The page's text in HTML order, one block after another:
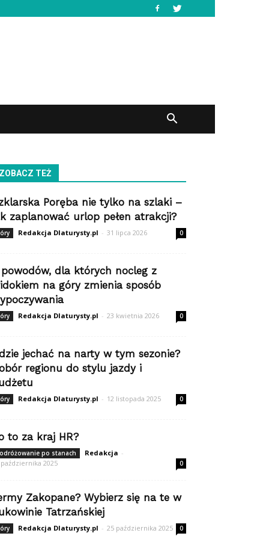
ZOBACZ TEŻ
Poręba nie tylko na szlaki –
zaplanować urlop pełen atrakcji?
Redakcja Dlaturysty.pl - 31 lipca 2026 0
dla których nocleg z
na góry zmienia sposób
Redakcja Dlaturysty.pl - 23 kwietnia 2026 0
jechać na narty w tym sezonie?
regionu do stylu jazdy i
Redakcja Dlaturysty.pl - 12 listopada 2025 0
to za kraj HR?
po stanach Redakcja -
2025
0
Zakopane? Wybierz się na te w
Tatrzańskiej
Redakcja Dlaturysty.pl - 25 października 2025 0